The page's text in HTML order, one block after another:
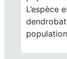
L’espèce